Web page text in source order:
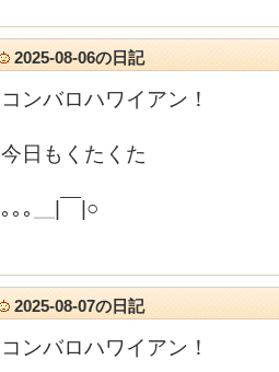
2025-08-06の日記
コンバロハワイアン！
今日もくたくた
｡｡｡＿|￣|○
2025-08-07の日記
コンバロハワイアン！